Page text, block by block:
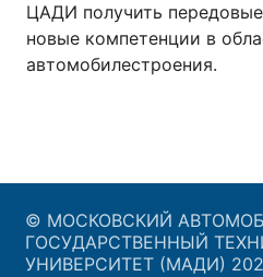
ЦАДИ получить
новые компетенции в
автомобилестроения.
© МОСКОВСКИЙ
ГОСУДАРСТВЕННЫЙ
УНИВЕРСИТЕТ (МАДИ)